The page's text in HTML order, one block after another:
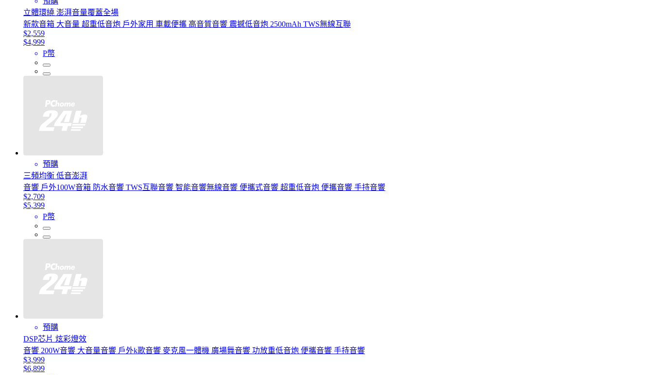
立體環繞 澎湃音量覆蓋全場
新款音箱 大音量 超重低音炮 戶外家用 車載便攜 高音質音響 震撼低音炮 2500mAh TWS無線互聯
$2,559
$4,999
P幣
預購
三頻均衡 低音澎湃
音響 戶外100W音箱 防水音響 TWS互聯音響 智能音響無線音響 便攜式音響 超重低音炮 便攜音響 手持音響
$2,709
$5,399
P幣
預購
DSP芯片 炫彩燈效
音響 200W音響 大音量音響 戶外k歌音響 麥克風一體機 廣場舞音響 功放重低音炮 便攜音響 手持音響
$3,999
$6,899